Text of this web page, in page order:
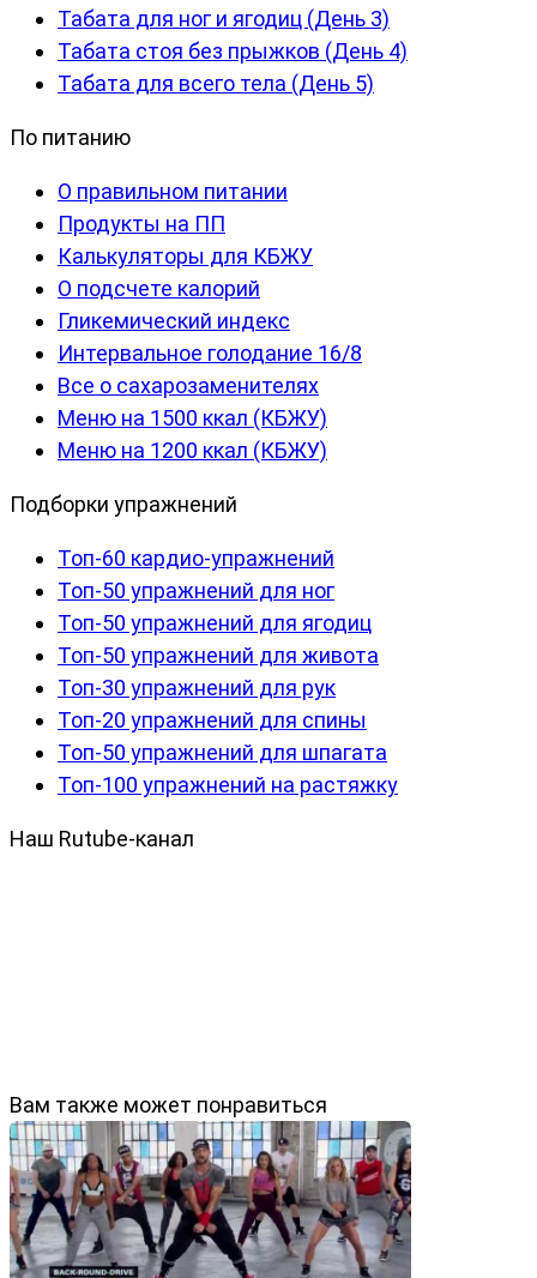
Табата для ног и ягодиц (День 3)
Табата стоя без прыжков (День 4)
Табата для всего тела (День 5)
По питанию
О правильном питании
Продукты на ПП
Калькуляторы для КБЖУ
О подсчете калорий
Гликемический индекс
Интервальное голодание 16/8
Все о сахарозаменителях
Меню на 1500 ккал (КБЖУ)
Меню на 1200 ккал (КБЖУ)
Подборки упражнений
Топ-60 кардио-упражнений
Топ-50 упражнений для ног
Топ-50 упражнений для ягодиц
Топ-50 упражнений для живота
Топ-30 упражнений для рук
Топ-20 упражнений для спины
Топ-50 упражнений для шпагата
Топ-100 упражнений на растяжку
Наш Rutube-канал
Вам также может понравиться